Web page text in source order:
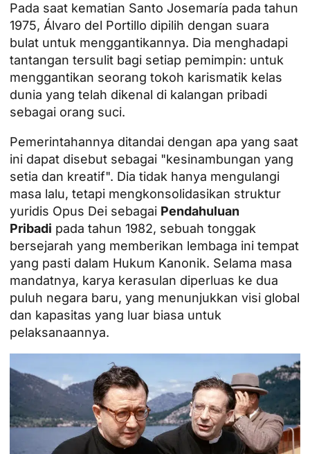
Pada saat kematian Santo Josemaría pada tahun
1975, Álvaro del Portillo dipilih dengan suara
bulat untuk menggantikannya. Dia menghadapi
tantangan tersulit bagi setiap pemimpin: untuk
menggantikan seorang tokoh karismatik kelas
dunia yang telah dikenal di kalangan pribadi
sebagai orang suci.
Pemerintahannya ditandai dengan apa yang saat
ini dapat disebut sebagai "kesinambungan yang
setia dan kreatif". Dia tidak hanya mengulangi
masa lalu, tetapi mengkonsolidasikan struktur
yuridis Opus Dei sebagai Pendahuluan
Pribadi pada tahun 1982, sebuah tonggak
bersejarah yang memberikan lembaga ini tempat
yang pasti dalam Hukum Kanonik. Selama masa
mandatnya, karya kerasulan diperluas ke dua
puluh negara baru, yang menunjukkan visi global
dan kapasitas yang luar biasa untuk
pelaksanaannya.